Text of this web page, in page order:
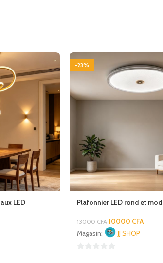
LED
-23%
Plafonnier LED rond et
13000CFA 10000 CFA
Magasin:
JJ SHOP